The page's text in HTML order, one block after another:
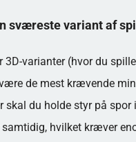
sværeste variant af
3D-varianter (hvor du
de mest krævende
skal du holde styr på spor
hvilket kræver